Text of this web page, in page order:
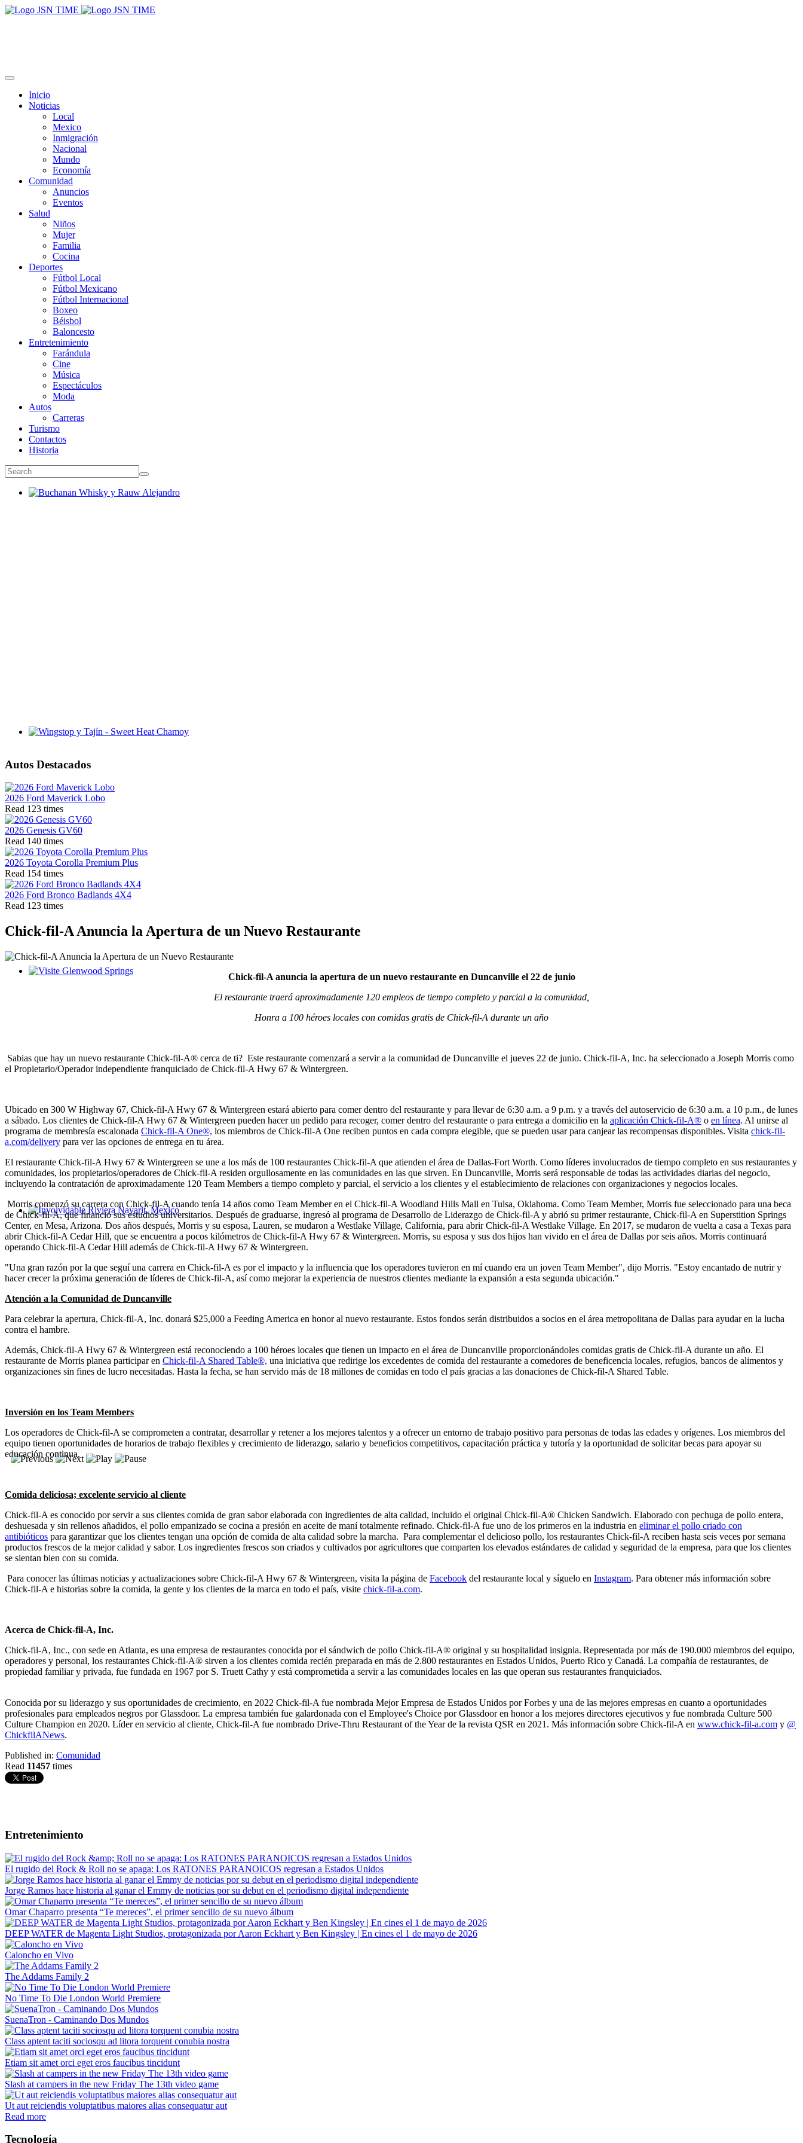
Inicio
Noticias
Local
Mexico
Inmigración
Nacional
Mundo
Economía
Comunidad
Anuncios
Eventos
Salud
Niños
Mujer
Familia
Cocina
Deportes
Fútbol Local
Fútbol Mexicano
Fútbol Internacional
Boxeo
Béisbol
Baloncesto
Entretenimiento
Farándula
Cine
Música
Espectáculos
Moda
Autos
Carreras
Turismo
Contactos
Historia
Involvidable Riviera Nayarit, Mexico
Autos Destacados
2026 Ford Maverick Lobo
Read 123 times
2026 Genesis GV60
Read 140 times
2026 Toyota Corolla Premium Plus
Read 154 times
2026 Ford Bronco Badlands 4X4
Read 123 times
Chick-fil-A Anuncia la Apertura de un Nuevo Restaurante
Chick-fil-A anuncia la apertura de un nuevo restaurante en Duncanville el 22 de junio
El restaurante traerá aproximadamente 120 empleos de tiempo completo y parcial a la comunidad,
Honra a 100 héroes locales con comidas gratis de Chick-fil-A durante un año
Sabias que hay un nuevo restaurante Chick-fil-A® cerca de ti? Este restaurante comenzará a servir a la comunidad de Duncanville el jueves 22 de junio. Chick-fil-A, Inc. ha seleccionado a Joseph Morris como
el Propietario/Operador independiente franquiciado de Chick-fil-A Hwy 67 & Wintergreen.
Ubicado en 300 W Highway 67, Chick-fil-A Hwy 67 & Wintergreen estará abierto para comer dentro del restaurante y para llevar de 6:30 a.m. a 9 p.m. y a través del autoservicio de 6:30 a.m. a 10 p.m., de lunes
a sábado. Los clientes de Chick-fil-A Hwy 67 & Wintergreen pueden hacer un pedido para recoger, comer dentro del restaurante o para entrega a domicilio en la aplicación Chick-fil-A® o en línea. Al unirse al
programa de membresía escalonada Chick-fil-A One®, los miembros de Chick-fil-A One reciben puntos en cada compra elegible, que se pueden usar para canjear las recompensas disponibles. Visita chick-fil-
a.com/delivery para ver las opciones de entrega en tu área.
El restaurante Chick-fil-A Hwy 67 & Wintergreen se une a los más de 100 restaurantes Chick-fil-A que atienden el área de Dallas-Fort Worth. Como líderes involucrados de tiempo completo en sus restaurantes y
comunidades, los propietarios/operadores de Chick-fil-A residen orgullosamente en las comunidades en las que sirven. En Duncanville, Morris será responsable de todas las actividades diarias del negocio,
incluyendo la contratación de aproximadamente 120 Team Members a tiempo completo y parcial, el servicio a los clientes y el establecimiento de relaciones con organizaciones y negocios locales.
Morris comenzó su carrera con Chick-fil-A cuando tenía 14 años como Team Member en el Chick-fil-A Woodland Hills Mall en Tulsa, Oklahoma. Como Team Member, Morris fue seleccionado para una beca
de Chick-fil-A, que financió sus estudios universitarios. Después de graduarse, ingresó al programa de Desarrollo de Liderazgo de Chick-fil-A y abrió su primer restaurante, Chick-fil-A en Superstition Springs
Center, en Mesa, Arizona. Dos años después, Morris y su esposa, Lauren, se mudaron a Westlake Village, California, para abrir Chick-fil-A Westlake Village. En 2017, se mudaron de vuelta a casa a Texas para
abrir Chick-fil-A Cedar Hill, que se encuentra a pocos kilómetros de Chick-fil-A Hwy 67 & Wintergreen. Morris, su esposa y sus dos hijos han vivido en el área de Dallas por seis años. Morris continuará
operando Chick-fil-A Cedar Hill además de Chick-fil-A Hwy 67 & Wintergreen.
"Una gran razón por la que seguí una carrera en Chick-fil-A es por el impacto y la influencia que los operadores tuvieron en mí cuando era un joven Team Member", dijo Morris. "Estoy encantado de nutrir y
hacer crecer la próxima generación de líderes de Chick-fil-A, así como mejorar la experiencia de nuestros clientes mediante la expansión a esta segunda ubicación."
Atención a la Comunidad de Duncanville
Para celebrar la apertura, Chick-fil-A, Inc. donará $25,000 a Feeding America en honor al nuevo restaurante. Estos fondos serán distribuidos a socios en el área metropolitana de Dallas para ayudar en la lucha
contra el hambre.
Además, Chick-fil-A Hwy 67 & Wintergreen está reconociendo a 100 héroes locales que tienen un impacto en el área de Duncanville proporcionándoles comidas gratis de Chick-fil-A durante un año. El
restaurante de Morris planea participar en Chick-fil-A Shared Table®, una iniciativa que redirige los excedentes de comida del restaurante a comedores de beneficencia locales, refugios, bancos de alimentos y
organizaciones sin fines de lucro necesitadas. Hasta la fecha, se han servido más de 18 millones de comidas en todo el país gracias a las donaciones de Chick-fil-A Shared Table.
Inversión en los Team Members
Los operadores de Chick-fil-A se comprometen a contratar, desarrollar y retener a los mejores talentos y a ofrecer un entorno de trabajo positivo para personas de todas las edades y orígenes. Los miembros del
equipo tienen oportunidades de horarios de trabajo flexibles y crecimiento de liderazgo, salario y beneficios competitivos, capacitación práctica y tutoría y la oportunidad de solicitar becas para apoyar su
educación continua.
Comida deliciosa; excelente servicio al cliente
Chick-fil-A es conocido por servir a sus clientes comida de gran sabor elaborada con ingredientes de alta calidad, incluido el original Chick-fil-A® Chicken Sandwich. Elaborado con pechuga de pollo entera,
deshuesada y sin rellenos añadidos, el pollo empanizado se cocina a presión en aceite de maní totalmente refinado. Chick-fil-A fue uno de los primeros en la industria en eliminar el pollo criado con
antibióticos para garantizar que los clientes tengan una opción de comida de alta calidad sobre la marcha. Para complementar el delicioso pollo, los restaurantes Chick-fil-A reciben hasta seis veces por semana
productos frescos de la mejor calidad y sabor. Los ingredientes frescos son criados y cultivados por agricultores que comparten los elevados estándares de calidad y seguridad de la empresa, para que los clientes
se sientan bien con su comida.
Para conocer las últimas noticias y actualizaciones sobre Chick-fil-A Hwy 67 & Wintergreen, visita la página de Facebook del restaurante local y síguelo en Instagram. Para obtener más información sobre
Chick-fil-A e historias sobre la comida, la gente y los clientes de la marca en todo el país, visite chick-fil-a.com.
Acerca de Chick-fil-A, Inc.
Chick-fil-A, Inc., con sede en Atlanta, es una empresa de restaurantes conocida por el sándwich de pollo Chick-fil-A® original y su hospitalidad insignia. Representada por más de 190.000 miembros del equipo,
operadores y personal, los restaurantes Chick-fil-A® sirven a los clientes comida recién preparada en más de 2.800 restaurantes en Estados Unidos, Puerto Rico y Canadá. La compañía de restaurantes, de
propiedad familiar y privada, fue fundada en 1967 por S. Truett Cathy y está comprometida a servir a las comunidades locales en las que operan sus restaurantes franquiciados.
Conocida por su liderazgo y sus oportunidades de crecimiento, en 2022 Chick-fil-A fue nombrada Mejor Empresa de Estados Unidos por Forbes y una de las mejores empresas en cuanto a oportunidades
profesionales para empleados negros por Glassdoor. La empresa también fue galardonada con el Employee's Choice por Glassdoor en honor a los mejores directores ejecutivos y fue nombrada Culture 500
Culture Champion en 2020. Líder en servicio al cliente, Chick-fil-A fue nombrado Drive-Thru Restaurant of the Year de la revista QSR en 2021. Más información sobre Chick-fil-A en www.chick-fil-a.com y @
ChickfilANews.
Published in: Comunidad
Read 11457 times
Entretenimiento
El rugido del Rock & Roll no se apaga: Los RATONES PARANOICOS regresan a Estados Unidos
Jorge Ramos hace historia al ganar el Emmy de noticias por su debut en el periodismo digital independiente
Omar Chaparro presenta “Te mereces”, el primer sencillo de su nuevo álbum
DEEP WATER de Magenta Light Studios, protagonizada por Aaron Eckhart y Ben Kingsley | En cines el 1 de mayo de 2026
Caloncho en Vivo
The Addams Family 2
No Time To Die London World Premiere
SuenaTron - Caminando Dos Mundos
Class aptent taciti sociosqu ad litora torquent conubia nostra
Etiam sit amet orci eget eros faucibus tincidunt
Slash at campers in the new Friday The 13th video game
Ut aut reiciendis voluptatibus maiores alias consequatur aut
Read more
Tecnología